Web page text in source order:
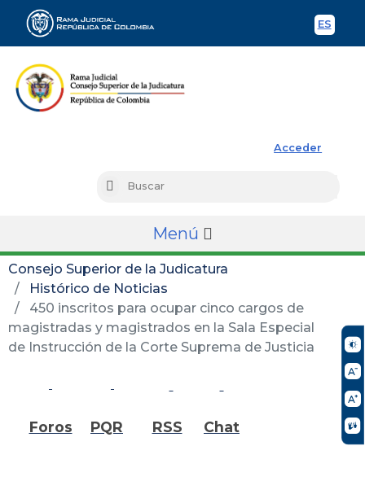
ES
Acceder
Buscar
Menú
Consejo Superior de la Judicatura
Histórico de Noticias
450 inscritos para ocupar cinco cargos de
magistradas y magistrados en la Sala Especial
de Instrucción de la Corte Suprema de Justicia
Foros PQR RSS Chat